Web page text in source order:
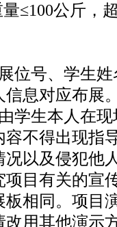
≤100公斤，
号、学生姓
信息对应布展
生本人在现
不得出现指
以及侵犯他
目有关的宣
相同。项目
用其他演示